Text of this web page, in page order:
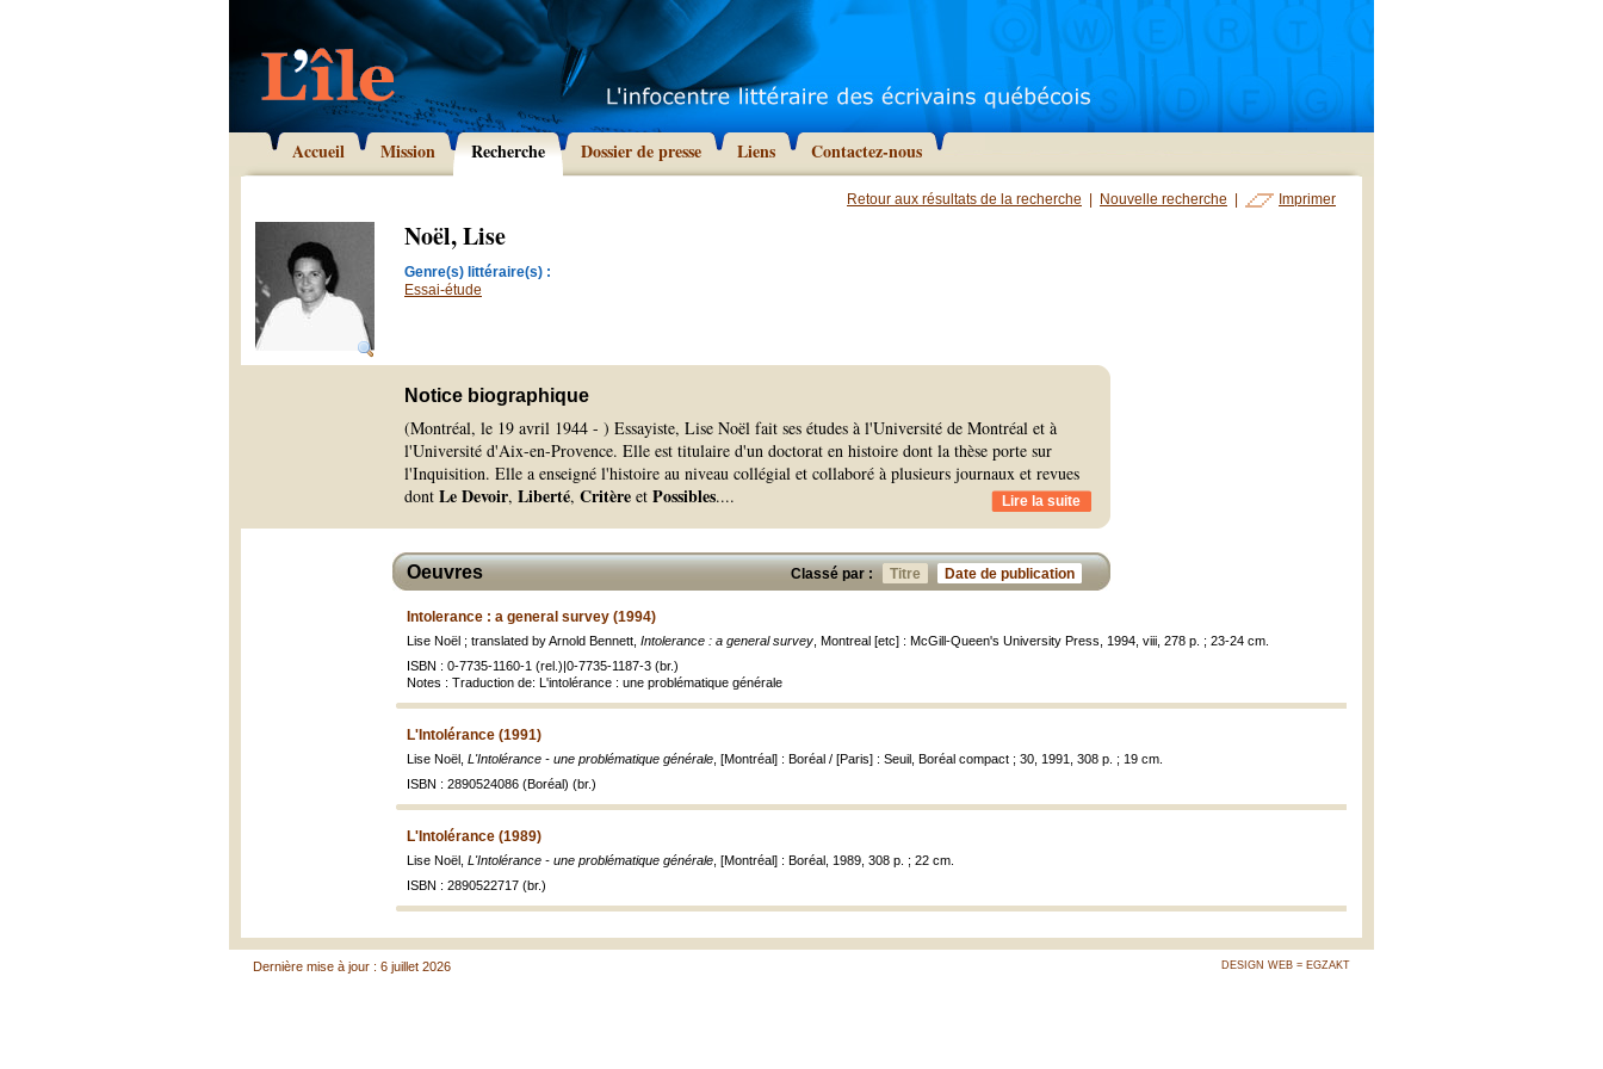
Accueil Mission Recherche Dossier de presse Liens Contactez-nous
Retour aux résultats de la recherche Nouvelle recherche Imprimer
Noël, Lise
Genre(s) littéraire(s) :
Essai-étude
Notice biographique
(Montréal, le 19 avril 1944 - ) Essayiste, Lise Noël fait ses études à l'Université de Montréal et à
l'Université d'Aix-en-Provence. Elle est titulaire d'un doctorat en histoire dont la thèse porte sur
l'Inquisition. Elle a enseigné l'histoire au niveau collégial et collaboré à plusieurs journaux et revues
dont Le Devoir, Liberté, Critère et Possibles.... Lire la suite
Classé par : Titre Date de publication
Oeuvres
Intolerance : a general survey (1994)
Lise Noël ; translated by Arnold Bennett, Intolerance : a general survey , Montreal [etc] : McGill-Queen's University Press, 1994, viii, 278 p. ; 23-24 cm.
ISBN : 0-7735-1160-1 (rel.)|0-7735-1187-3 (br.)
Notes : Traduction de: L'intolérance : une problématique générale
L'Intolérance (1991)
Lise Noël, L'Intolérance - une problématique générale , [Montréal] : Boréal / [Paris] : Seuil, Boréal compact ; 30, 1991, 308 p. ; 19 cm.
ISBN : 2890524086 (Boréal) (br.)
L'Intolérance (1989)
Lise Noël, L'Intolérance - une problématique générale , [Montréal] : Boréal, 1989, 308 p. ; 22 cm.
ISBN : 2890522717 (br.)
DESIGN WEB = EGZAKT
Dernière mise à jour : 6 juillet 2026